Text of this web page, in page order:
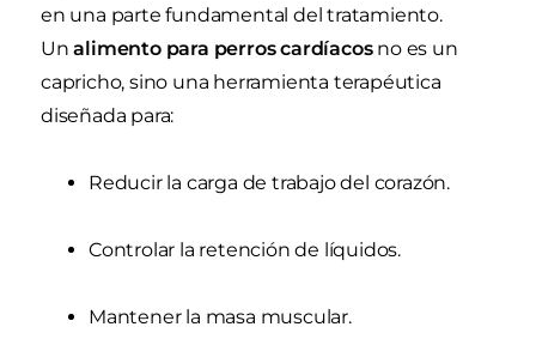
en una parte fundamental del tratamiento.
Unalimento para perros cardíacosno es un
capricho, sino una herramienta terapéutica
diseñada para:
Reducir la carga de trabajo del corazón.
Controlar la retención de líquidos.
Mantener la masa muscular.